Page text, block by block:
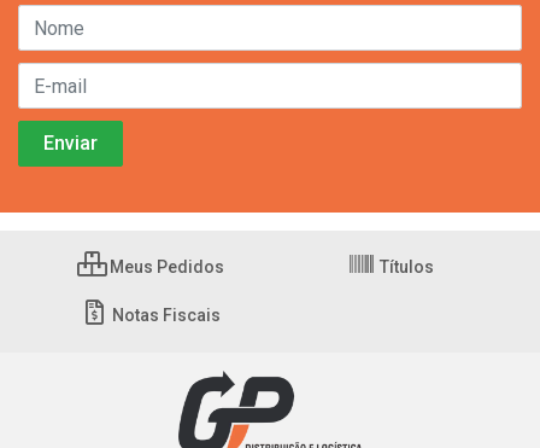
Meus Pedidos Títulos
Notas Fiscais